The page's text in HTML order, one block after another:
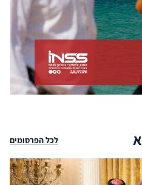
לכל הפרסומים